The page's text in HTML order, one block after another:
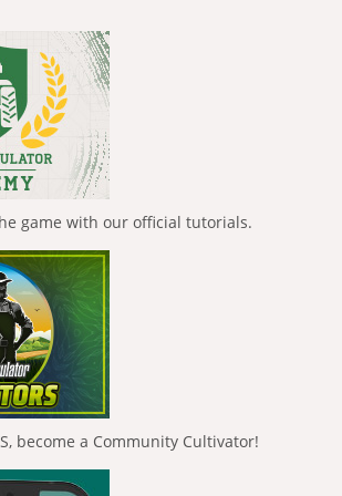
game with our official tutorials.
become a Community Cultivator!